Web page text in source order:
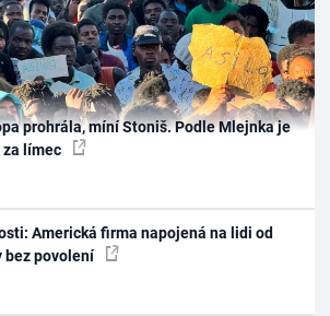
prohrála, míní Stoniš. Podle Mlejnka je
límec
Americká firma napojená na lidi od
bez povolení